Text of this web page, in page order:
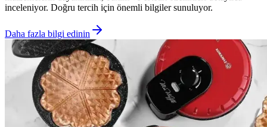
inceleniyor. Doğru tercih için önemli bilgiler sunuluyor.
Daha fazla bilgi edinin